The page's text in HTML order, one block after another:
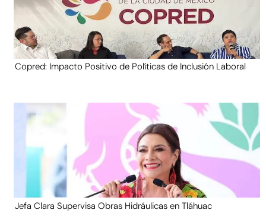
Copred: Impacto Positivo de Políticas de Inclusión Laboral
Jefa Clara Supervisa Obras Hidráulicas en Tláhuac